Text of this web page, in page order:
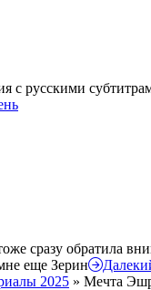
с русскими
сразу обратила
еще Зерин
2025 » Мечта